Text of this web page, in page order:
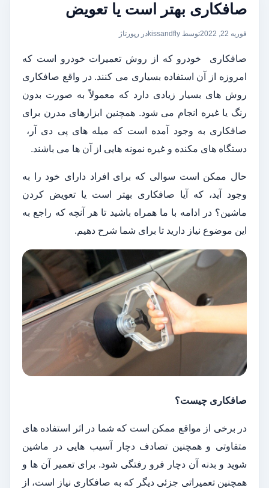
صافکاری بهتر است یا تعویض
فوریه 22, 2022 توسط kissandfly در رپورتاژ
صافکاری خودرو که از روش تعمیرات خودرو است که
امروزه از آن استفاده بسیاری می ‌کنند. در واقع صافکاری
روش ‌های بسیار زیادی دارد که معمولاً به‌ صورت بدون
رنگ یا غیره انجام می ‌شود. همچنین ابزارهای مدرن برای
صافکاری به‌ وجود آمده است که میله‌ های پی دی آر،
دستگاه‌ های مکنده و غیره نمونه ‌هایی از آن‌ ها می ‌باشند.
حال ممکن است سوالی که برای افراد دارای خود را به
وجود آید، که آیا صافکاری بهتر است یا تعویض کردن
ماشین؟ در ادامه با ما همراه باشید تا هر آنچه که راجع به
این‌ موضوع نیاز دارید تا برای شما شرح دهیم.
صافکاری چیست؟
در برخی از مواقع ممکن است که شما در اثر استفاده ‌های
متفاوتی و همچنین تصادف دچار آسیب‌ هایی در ماشین
شوید و بدنه آن دچار فرو رفتگی شود. برای تعمیر آن‌ ها و
همچنین تعمیراتی جزئی دیگر که به صافکاری نیاز است، از